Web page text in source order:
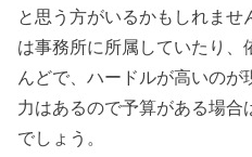
と思う方がいるかもしれませ
は事務所に所属していたり、
んどで、ハードルが高いの
力はあるので予算がある場合
でしょう。